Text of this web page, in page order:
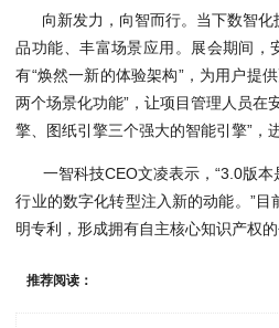
向新发力，向智而行。当下数智
品功能、丰富场景应用。展会期间
有“焕然一新的体验架构”，为用户提
两个场景化功能”，让项目管理人员在
擎、图纸引擎三个强大的智能引擎”
一智科技CEO文凌表示，“3.0版
行业的数字化转型注入新的动能。”
明专利，形成拥有自主核心知识产权
推荐阅读：